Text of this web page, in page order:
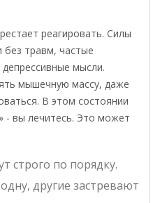
реагировать. Силы
травм, частые
мысли.
мышечную массу, даже
В этом состоянии
- вы лечитесь. Это может
строго по порядку.
другие застревают